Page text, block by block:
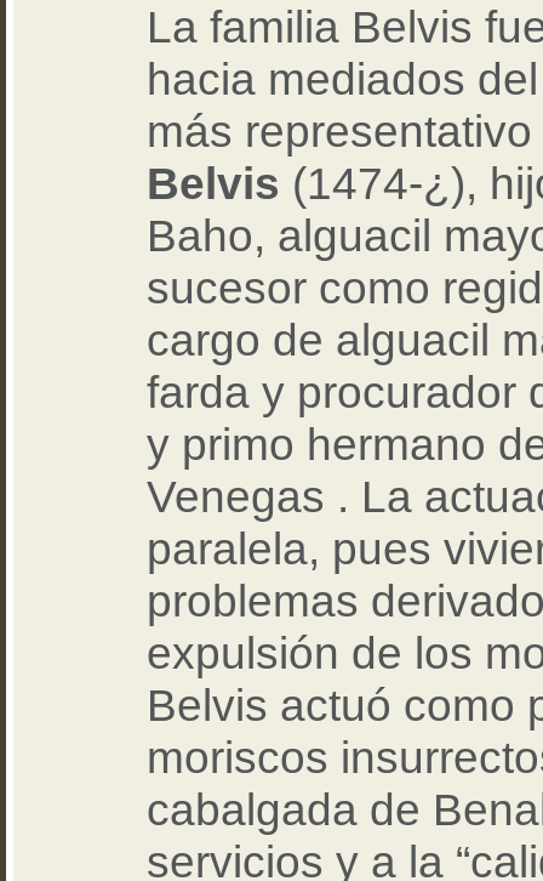
La familia Belvis
hacia mediados
más
Belvis (1474-¿),
Baho, alguacil
sucesor como
cargo de alguacil
farda y procurador
y primo hermano
Venegas . La
paralela, pues
problemas
expulsión de los
Belvis actuó como
moriscos
cabalgada de
servicios y a la